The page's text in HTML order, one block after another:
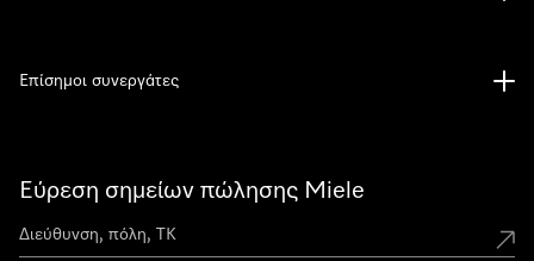
Εύρεση σημείων πώλησης Miele
Επίσημοι συνεργάτες